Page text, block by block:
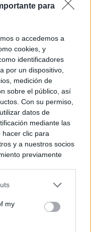
para
o accedemos a
cookies, y
identificadores
por un dispositivo,
medición de
sobre el público, así
Con su permiso,
datos de
mediante las
clic para
y a nuestros socios
previamente
que algún
el derecho de
se aplicarán
my